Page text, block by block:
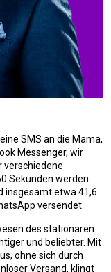
SMS an die Mama,
Messenger, wir
verschiedene
Sekunden werden
insgesamt etwa 41,6
versendet.
des stationären
und beliebter. Mit
ohne sich durch
Versand, klingt